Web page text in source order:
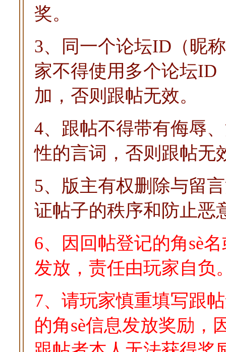
奖。
3、同一个论坛ID（昵
家不得使用多个论坛ID
加，否则跟帖无效。
4、跟帖不得带有侮辱
性的言词，否则跟帖无
5、版主有权删除与留
证帖子的秩序和防止恶
6、因回帖登记的角sè
发放，责任由玩家自负
7、请玩家慎重填写跟
的角sè信息发放奖励，